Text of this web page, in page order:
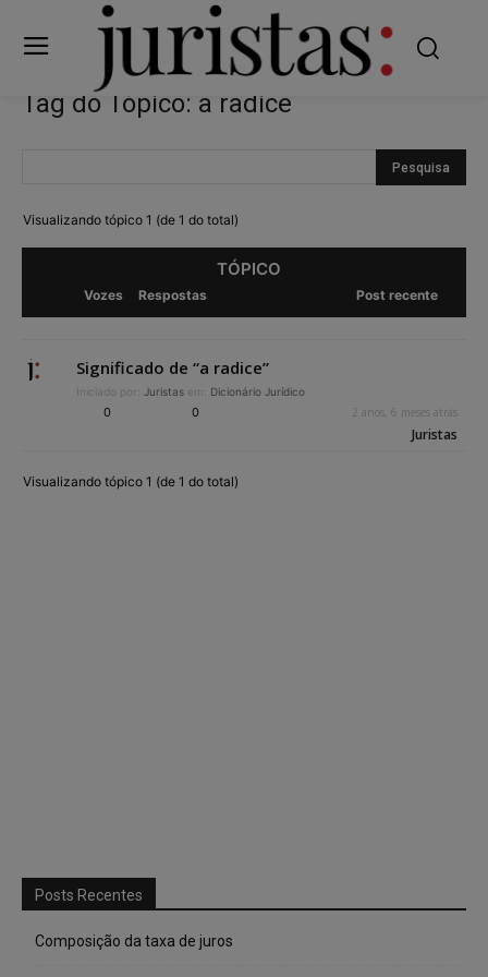
Tag do Tópico: a radice
Visualizando tópico 1 (de 1 do total)
TÓPICO
Vozes Respostas Post recente
Significado de “a radice”
Iniciado por: Juristas em: Dicionário Jurídico
0 0 2 anos, 6 meses atrás
Juristas
Visualizando tópico 1 (de 1 do total)
Posts Recentes
Composição da taxa de juros